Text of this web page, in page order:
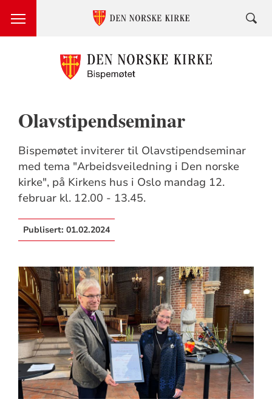
Olavstipendseminar
Bispemøtet inviterer til Olavstipendseminar
med tema "Arbeidsveiledning i Den norske
kirke", på Kirkens hus i Oslo mandag 12.
februar kl. 12.00 - 13.45.
Publisert: 01.02.2024